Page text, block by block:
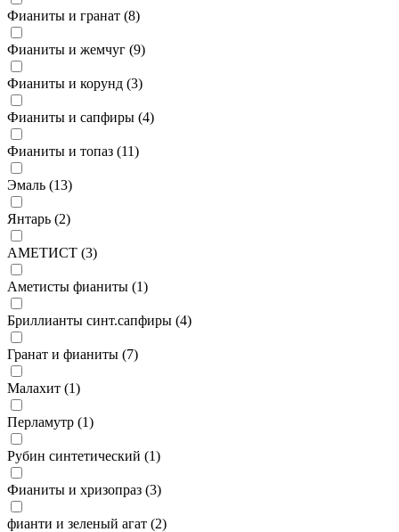
Фианиты и гранат (8)
Фианиты и жемчуг (9)
Фианиты и корунд (3)
Фианиты и сапфиры (4)
Фианиты и топаз (11)
Эмаль (13)
Янтарь (2)
АМЕТИСТ (3)
Аметисты фианиты (1)
Бриллианты синт.сапфиры (4)
Гранат и фианиты (7)
Малахит (1)
Перламутр (1)
Рубин синтетический (1)
Фианиты и хризопраз (3)
фианти и зеленый агат (2)